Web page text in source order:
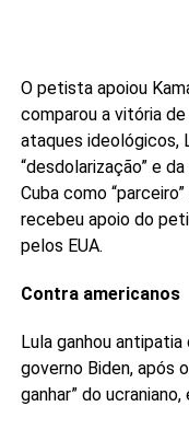
O petista apoiou
comparou a vitória
ataques ideológicos,
“desdolarização” e
Cuba como
recebeu apoio do
pelos EUA.
Contra americanos
Lula ganhou
governo Biden, após
ganhar” do ucraniano,